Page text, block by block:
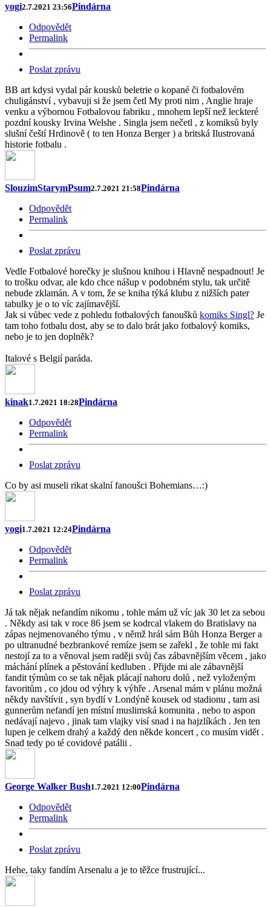
yogi2.7.2021 23:56Pindárna
Odpovědět
Permalink
Poslat zprávu
BB art kdysi vydal pár kousků beletrie o kopané či fotbalovém
chuligánství , vybavuji si že jsem četl My proti nim , Anglie hraje
venku a výbornou Fotbalovou fabriku , mnohem lepší než leckteré
pozdní kousky Irvina Welshe . Singla jsem nečetl , z komiksů byly
slušní čeští Hrdinově ( to ten Honza Berger ) a britská Ilustrovaná
historie fotbalu .
SlouzimStarymPsum2.7.2021 21:58Pindárna
Odpovědět
Permalink
Poslat zprávu
Vedle Fotbalové horečky je slušnou knihou i Hlavně nespadnout! Je
to trošku odvar, ale kdo chce nášup v podobném stylu, tak určitě
nebude zklamán. A v tom, že se kniha týká klubu z nižších pater
tabulky je o to víc zajímavější.
Jak si vůbec vede z pohledu fotbalových fanoušků komiks Singl? Je
tam toho fotbalu dost, aby se to dalo brát jako fotbalový komiks,
nebo je to jen doplněk?
Italové s Belgií paráda.
kinak1.7.2021 18:28Pindárna
Odpovědět
Permalink
Poslat zprávu
Co by asi museli rikat skalní fanoušci Bohemians…:)
yogi1.7.2021 12:24Pindárna
Odpovědět
Permalink
Poslat zprávu
Já tak nějak nefandím nikomu , tohle mám už víc jak 30 let za sebou
. Někdy asi tak v roce 86 jsem se kodrcal vlakem do Bratislavy na
zápas nejmenovaného týmu , v němž hrál sám Bůh Honza Berger a
po ultranudné bezbrankové remíze jsem se zařekl , že tohle mi fakt
nestojí za to a věnoval jsem raději svůj čas zábavnějším věcem , jako
máchání plínek a pěstování kedluben . Přijde mi ale zábavnější
fandit týmům co se tak nějak plácají nahoru dolů , než vyloženým
favoritům , co jdou od výhry k výhře . Arsenal mám v plánu možná
někdy navštívit , syn bydlí v Londýně kousek od stadionu , tam asi
gunnerům nefandí jen místní muslimská komunita , nebo to aspon
nedávají najevo , jinak tam vlajky visí snad i na hajzlíkách . Jen ten
lupen je celkem drahý a každý den někde koncert , co musím vidět .
Snad tedy po té covidové patálii .
George Walker Bush1.7.2021 12:00Pindárna
Odpovědět
Permalink
Poslat zprávu
Hehe, taky fandím Arsenalu a je to těžce frustrující...